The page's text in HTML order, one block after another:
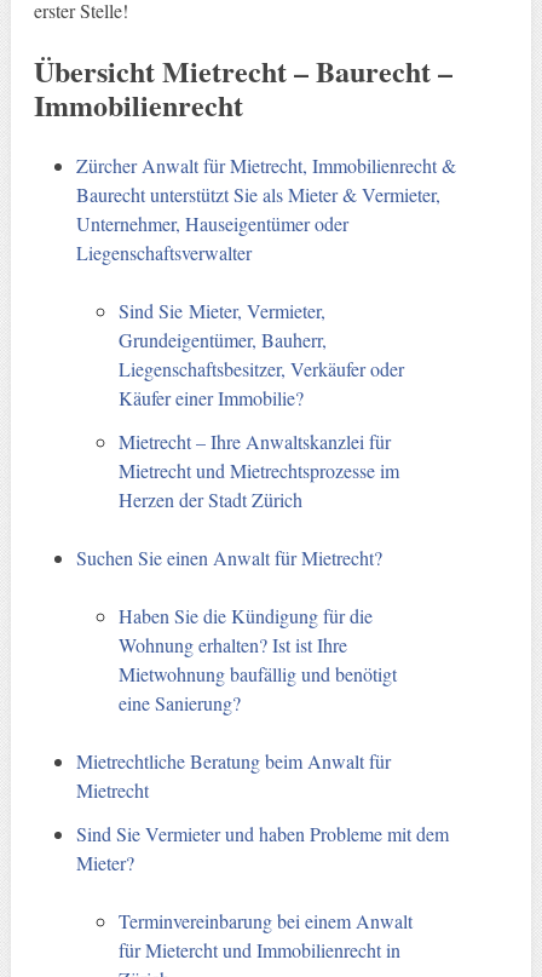
erster Stelle!
Übersicht Mietrecht – Baurecht –
Immobilienrecht
Zürcher Anwalt für Mietrecht, Immobilienrecht &
Baurecht unterstützt Sie als Mieter & Vermieter,
Unternehmer, Hauseigentümer oder
Liegenschaftsverwalter
Sind Sie Mieter, Vermieter,
Grundeigentümer, Bauherr,
Liegenschaftsbesitzer, Verkäufer oder
Käufer einer Immobilie?
Mietrecht – Ihre Anwaltskanzlei für
Mietrecht und Mietrechtsprozesse im
Herzen der Stadt Zürich
Suchen Sie einen Anwalt für Mietrecht?
Haben Sie die Kündigung für die
Wohnung erhalten? Ist ist Ihre
Mietwohnung baufällig und benötigt
eine Sanierung?
Mietrechtliche Beratung beim Anwalt für
Mietrecht
Sind Sie Vermieter und haben Probleme mit dem
Mieter?
Terminvereinbarung bei einem Anwalt
für Mietercht und Immobilienrecht in